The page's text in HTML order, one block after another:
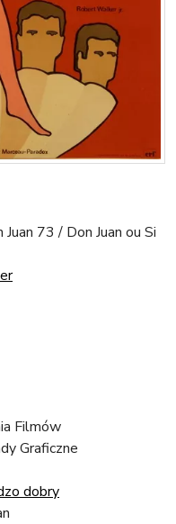
73 / Don Juan ou Si
Filmów
Graficzne
dobry